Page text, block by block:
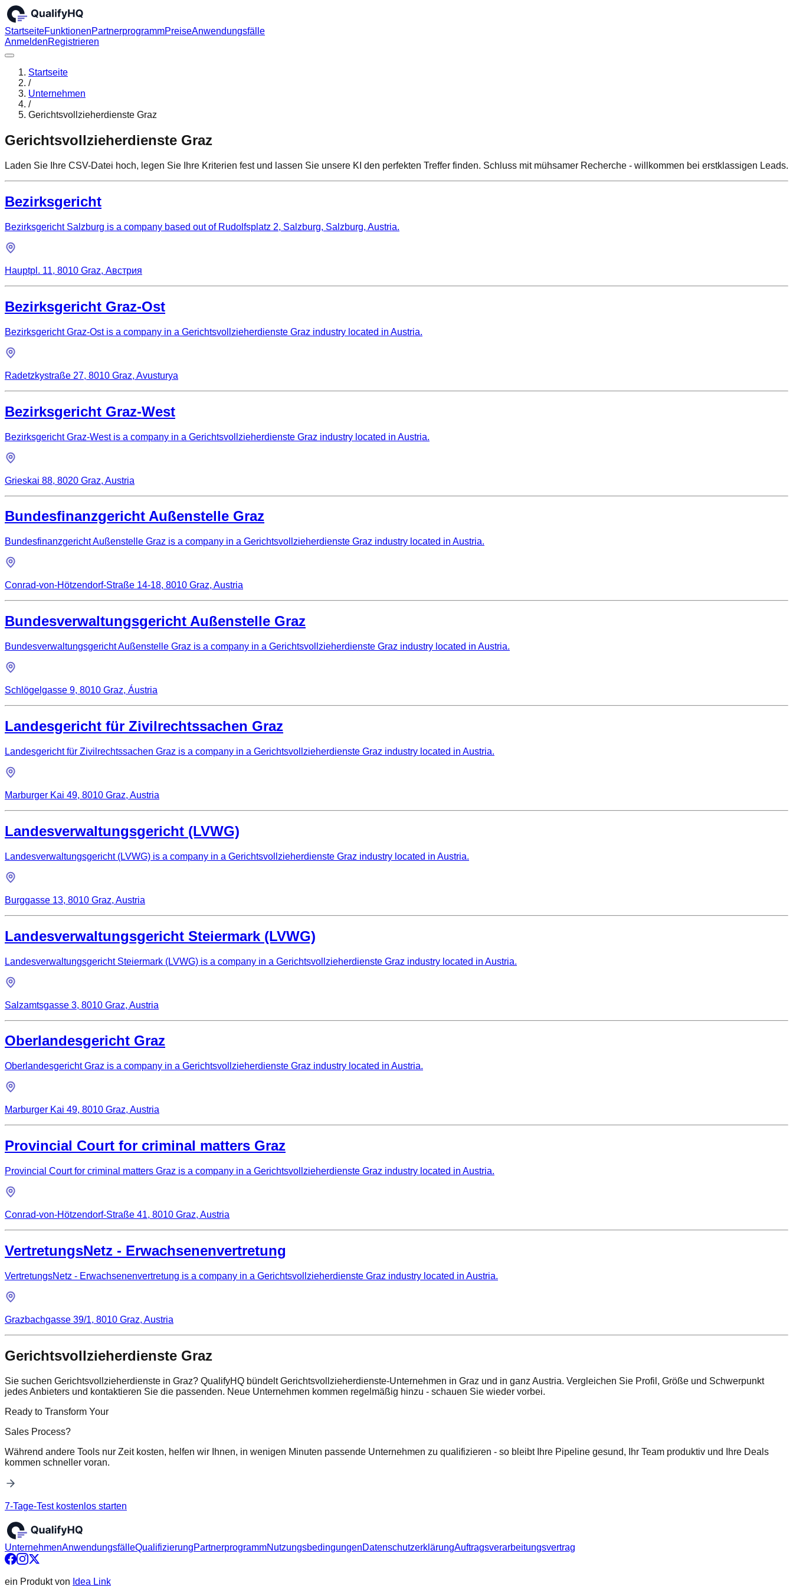
StartseiteFunktionenPartnerprogrammPreiseAnwendungsfälle
AnmeldenRegistrieren
Startseite
/
Unternehmen
/
Gerichtsvollzieherdienste Graz
Gerichtsvollzieherdienste Graz
Laden Sie Ihre CSV-Datei hoch, legen Sie Ihre Kriterien fest und lassen Sie unsere KI den perfekten Treffer finden. Schluss mit mühsamer Recherche - willkommen bei erstklassigen Leads.
Bezirksgericht
Bezirksgericht Salzburg is a company based out of Rudolfsplatz 2, Salzburg, Salzburg, Austria.
Hauptpl. 11, 8010 Graz, Австрия
Bezirksgericht Graz-Ost
Bezirksgericht Graz-Ost is a company in a Gerichtsvollzieherdienste Graz industry located in Austria.
Radetzkystraße 27, 8010 Graz, Avusturya
Bezirksgericht Graz-West
Bezirksgericht Graz-West is a company in a Gerichtsvollzieherdienste Graz industry located in Austria.
Grieskai 88, 8020 Graz, Austria
Bundesfinanzgericht Außenstelle Graz
Bundesfinanzgericht Außenstelle Graz is a company in a Gerichtsvollzieherdienste Graz industry located in Austria.
Conrad-von-Hötzendorf-Straße 14-18, 8010 Graz, Austria
Bundesverwaltungsgericht Außenstelle Graz
Bundesverwaltungsgericht Außenstelle Graz is a company in a Gerichtsvollzieherdienste Graz industry located in Austria.
Schlögelgasse 9, 8010 Graz, Áustria
Landesgericht für Zivilrechtssachen Graz
Landesgericht für Zivilrechtssachen Graz is a company in a Gerichtsvollzieherdienste Graz industry located in Austria.
Marburger Kai 49, 8010 Graz, Austria
Landesverwaltungsgericht (LVWG)
Landesverwaltungsgericht (LVWG) is a company in a Gerichtsvollzieherdienste Graz industry located in Austria.
Burggasse 13, 8010 Graz, Austria
Landesverwaltungsgericht Steiermark (LVWG)
Landesverwaltungsgericht Steiermark (LVWG) is a company in a Gerichtsvollzieherdienste Graz industry located in Austria.
Salzamtsgasse 3, 8010 Graz, Austria
Oberlandesgericht Graz
Oberlandesgericht Graz is a company in a Gerichtsvollzieherdienste Graz industry located in Austria.
Marburger Kai 49, 8010 Graz, Austria
Provincial Court for criminal matters Graz
Provincial Court for criminal matters Graz is a company in a Gerichtsvollzieherdienste Graz industry located in Austria.
Conrad-von-Hötzendorf-Straße 41, 8010 Graz, Austria
VertretungsNetz - Erwachsenenvertretung
VertretungsNetz - Erwachsenenvertretung is a company in a Gerichtsvollzieherdienste Graz industry located in Austria.
Grazbachgasse 39/1, 8010 Graz, Austria
Gerichtsvollzieherdienste Graz
Sie suchen Gerichtsvollzieherdienste in Graz? QualifyHQ bündelt Gerichtsvollzieherdienste-Unternehmen in Graz und in ganz Austria. Vergleichen Sie Profil, Größe und Schwerpunkt
jedes Anbieters und kontaktieren Sie die passenden. Neue Unternehmen kommen regelmäßig hinzu - schauen Sie wieder vorbei.
Ready to Transform Your
Sales Process?
Während andere Tools nur Zeit kosten, helfen wir Ihnen, in wenigen Minuten passende Unternehmen zu qualifizieren - so bleibt Ihre Pipeline gesund, Ihr Team produktiv und Ihre Deals
kommen schneller voran.
7-Tage-Test kostenlos starten
UnternehmenAnwendungsfälleQualifizierungPartnerprogrammNutzungsbedingungenDatenschutzerklärungAuftragsverarbeitungsvertrag
ein Produkt von Idea Link